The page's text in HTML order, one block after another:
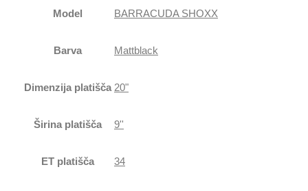
Model BARRACUDA SHOXX
Barva Mattblack
Dimenzija platišča 20"
Širina platišča 9''
ET platišča 34